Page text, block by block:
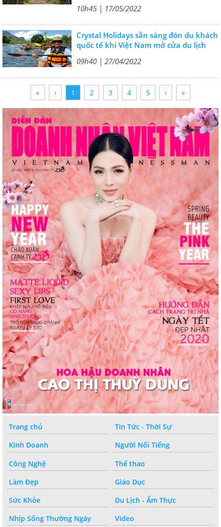
10h45 | 17/05/2022
Crystal Holidays sẵn sàng đón du khách
quốc tế khi Việt Nam mở cửa du lịch
09h40 | 27/04/2022
« ‹ 1 2 3 4 5 › »
Trang chủ
Tin Tức - Thời Sự
Kinh Doanh
Người Nổi Tiếng
Công Nghệ
Thế thao
Làm Đẹp
Giáo Dục
Sức Khỏe
Du Lịch - Ẩm Thực
Nhịp Sống Thường Ngày
Video